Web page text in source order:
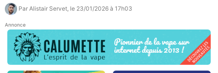
Par Alistair Servet , le 23/01/2026 à 17h03
Annonce